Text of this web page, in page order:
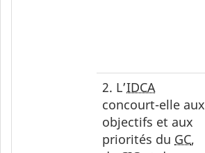
2. L’IDCA
concourt-elle aux
objectifs et aux
priorités du GC,